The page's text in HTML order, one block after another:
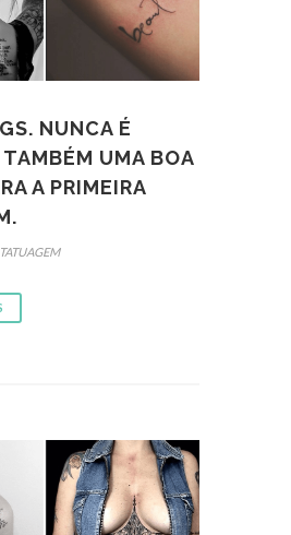
NUNCA É
UMA BOA
A PRIMEIRA
TATUAGEM